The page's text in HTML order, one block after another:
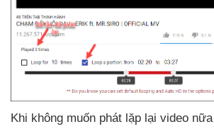
Khi không muốn phát lặp lại video nữa